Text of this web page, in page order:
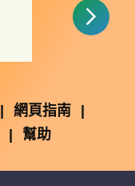
網頁指南
幫助